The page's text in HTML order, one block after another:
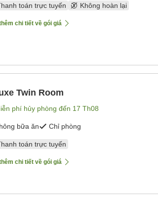
toán trực tuyến Không hoàn lại
chi tiết về gói giá
Twin Room
phí hủy phòng đến 17 Th08
bữa ăn Chỉ phòng
toán trực tuyến
chi tiết về gói giá